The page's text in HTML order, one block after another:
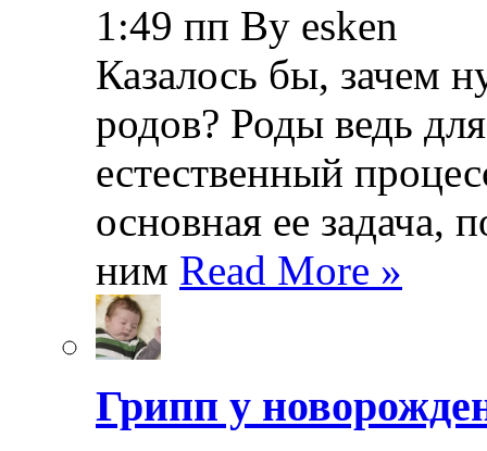
1:49 пп By esken
Казалось бы, зачем
родов? Роды ведь
естественный
основная ее задача,
ним Read More »
Грипп у